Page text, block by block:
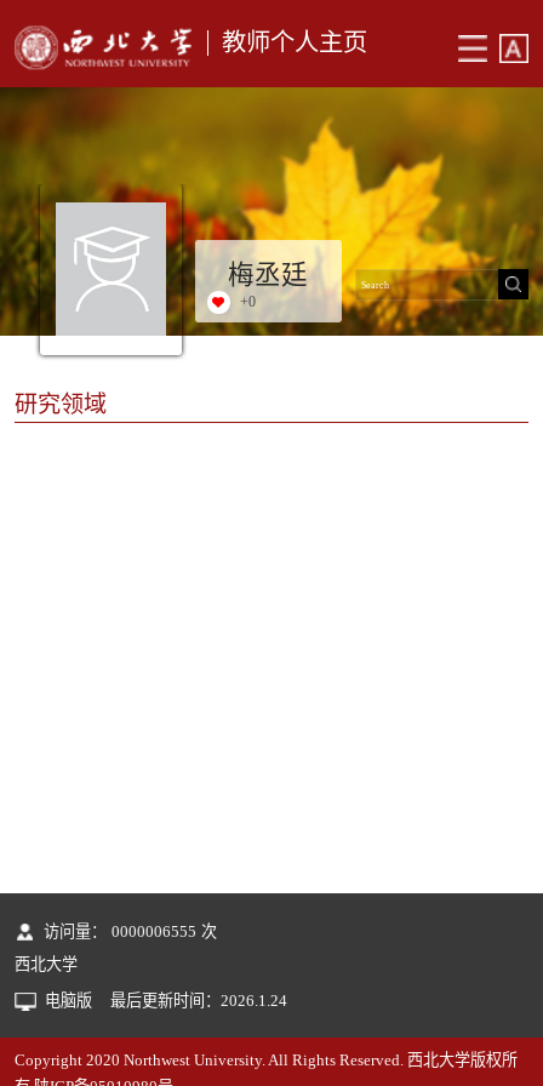
教师个人主页
梅丞廷
+0
研究领域
访问量： 0000006555 次
西北大学
电脑版
最后更新时间： 2026 1 24
Copyright 2020 Northwest University. All Rights Reserved. 西北大学版权所